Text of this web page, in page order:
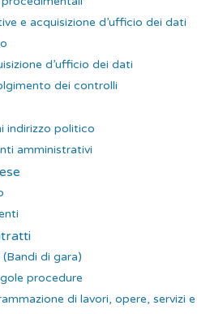
e acquisizione d’ufficio dei dati
d’ufficio dei dati
dei controlli
indirizzo politico
amministrativi
di gara)
procedure
di lavori, opere, servizi e